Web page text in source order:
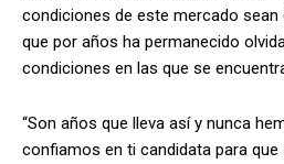
condiciones de este mercado sean
que por años ha permanecido
condiciones en las que se
“Son años que lleva así y nunca
confiamos en ti candidata para